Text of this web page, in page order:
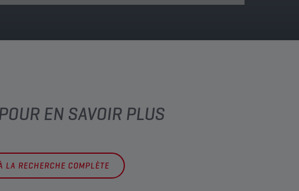
EN SAVOIR PLUS
LA RECHERCHE COMPLÈTE